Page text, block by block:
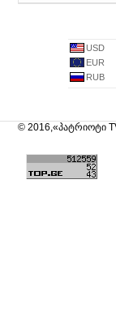
USD
EUR
RUB
© 2016,«პატრიოტი